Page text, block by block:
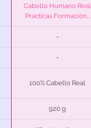
Cabello Humano Real
Practicas Formación...
-
-
100% Cabello Real
920 g